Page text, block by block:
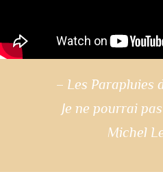
– Les Parapluies
Je ne pourrai
Michel